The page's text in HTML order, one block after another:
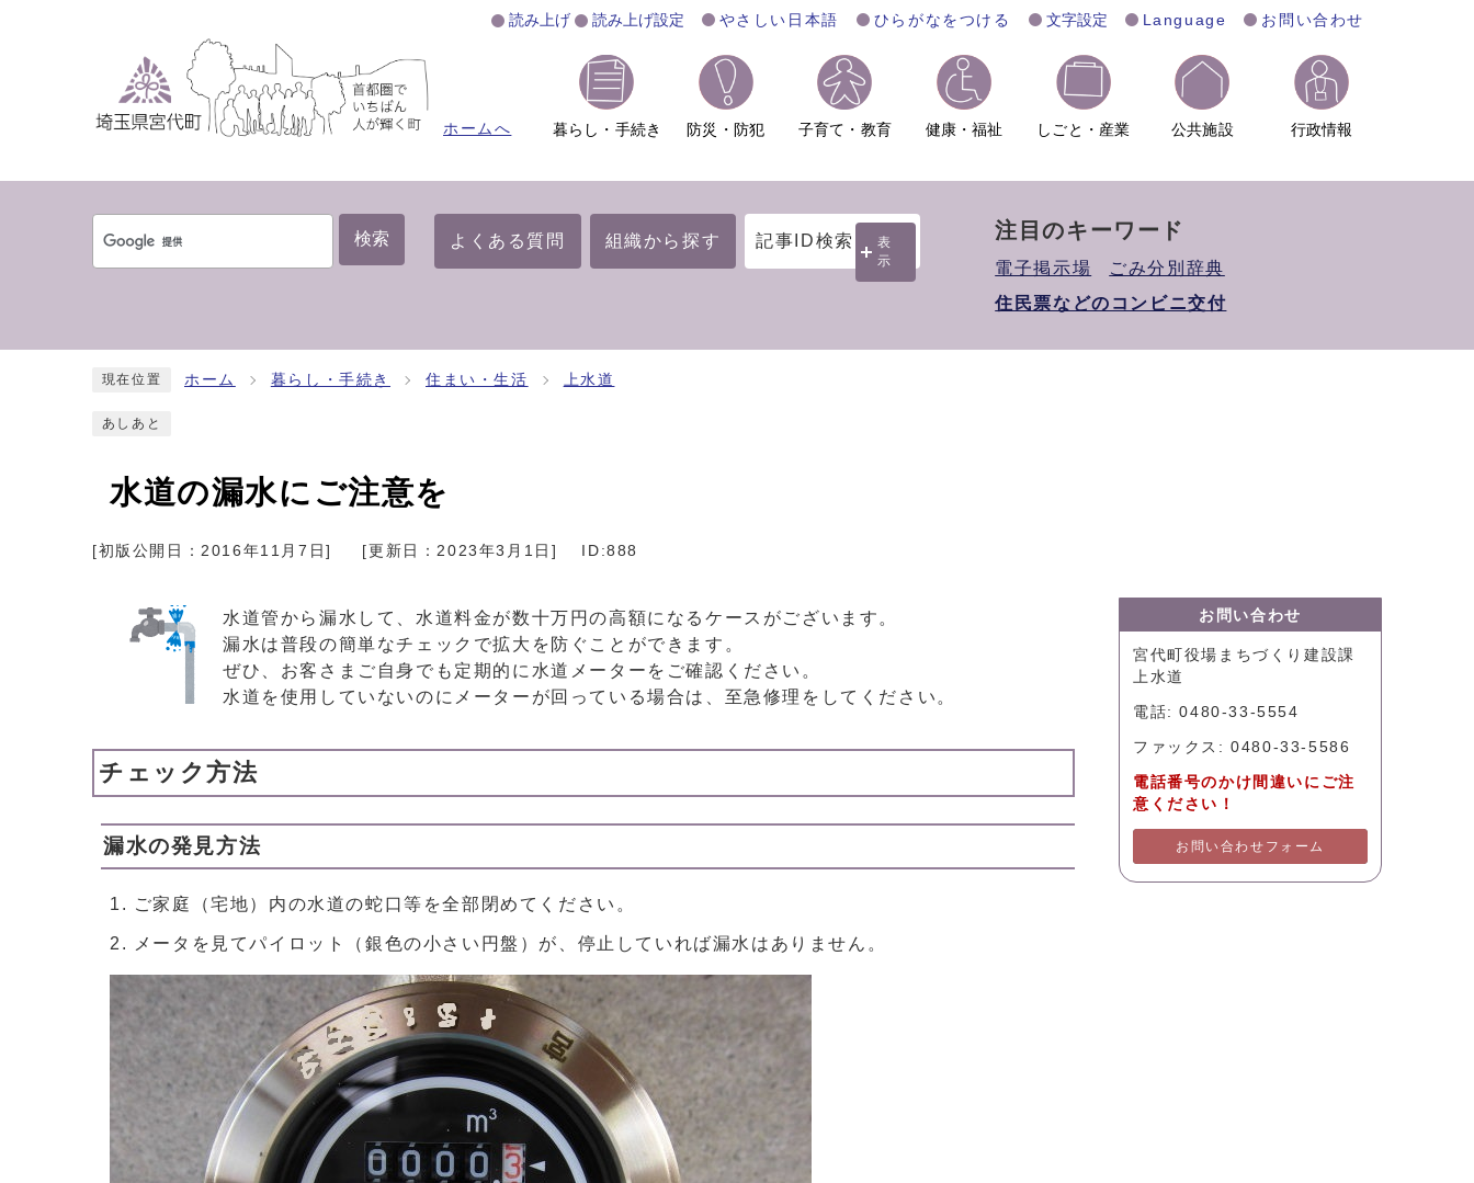
読み上げ 読み上げ設定 やさしい日本語 ひらがなをつける 文字設定 Language お問い合わせ
ホームへ 暮らし・手続き 防災・防犯 子育て・教育 健康・福祉 しごと・産業 公共施設 行政情報
検索 よくある質問 組織から探す 記事ID検索
表
示
注目のキーワード
電子掲示場
ごみ分別辞典
住民票などのコンビニ交付
現在位置 ホーム 暮らし・手続き 住まい・生活 上水道
あしあと
水道の漏水にご注意を
[初版公開日：2016年11月7日] [更新日：2023年3月1日 ] ID:888
水道管から漏水して、水道料金が数十万円の高額になるケースがございます。
漏水は普段の簡単なチェックで拡大を防ぐことができます。
ぜひ、お客さまご自身でも定期的に水道メーターをご確認ください。
水道を使用していないのにメーターが回っている場合は、至急修理をしてください。
チェック方法
漏水の発見方法
ご家庭（宅地）内の水道の蛇口等を全部閉めてください。
メータを見てパイロット（銀色の小さい円盤）が、停止していれば漏水はありません。
お問い合わせ
宮代町役場まちづくり建設課
上水道
電話: 0480-33-5554
ファックス: 0480-33-5586
電話番号のかけ間違いにご注
意ください！
お問い合わせフォーム